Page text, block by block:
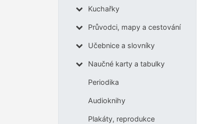
Kuchařky
Průvodci, mapy a cestování
Učebnice a slovníky
Naučné karty a tabulky
Periodika
Audioknihy
Plakáty, reprodukce